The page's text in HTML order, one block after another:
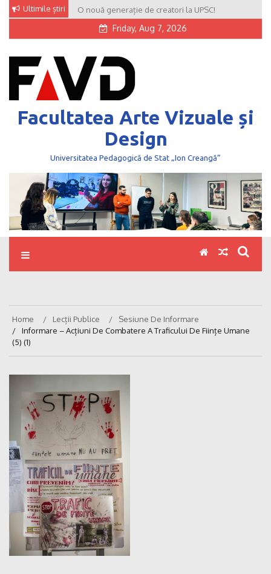
Skip
content
Ultimile știri O nouă generație de creatori la UPSC!
Friday, Aug 7, 2026
Facultatea Arte Vizuale și
Design
Universitatea Pedagogică de Stat „Ion Creangă”
Home Lecții Publice
Sesiune De Informare
Informare – Acțiuni De Combatere A Traficului De Ființe Umane
(5) (1)